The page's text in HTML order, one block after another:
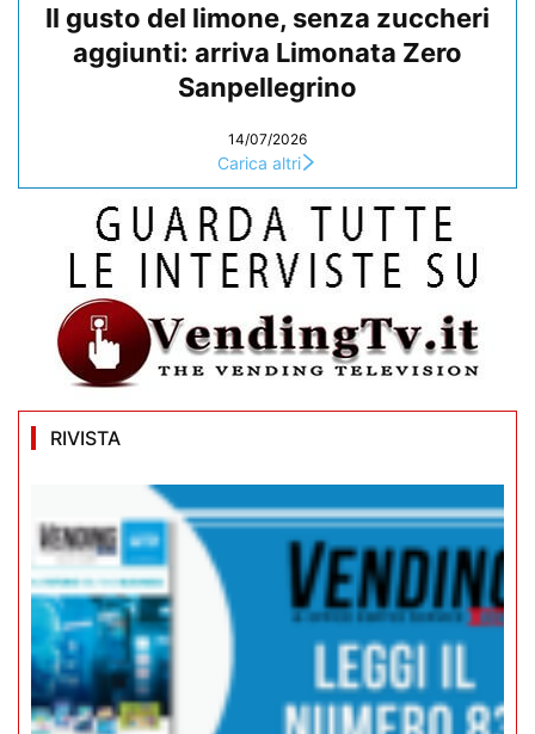
Il gusto del limone, senza zuccheri
aggiunti: arriva Limonata Zero
Sanpellegrino
14/07/2026
Carica altri
RIVISTA